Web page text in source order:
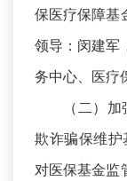
保医疗保障基
领导：闵建军
务中心、医疗
（二）
欺诈骗保维护
对医保基金监